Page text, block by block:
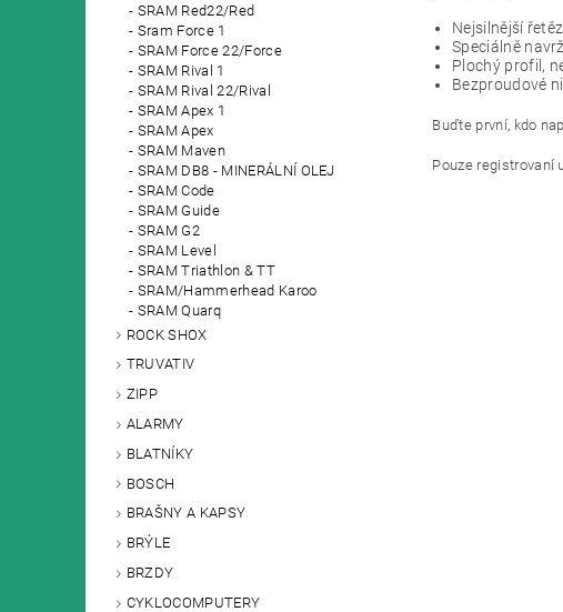
SRAM Red22/Red
Sram Force 1
SRAM Force 22/Force
SRAM Rival 1
SRAM Rival 22/Rival
SRAM Apex 1
SRAM Apex
SRAM Maven
SRAM DB8 - MINERÁLNÍ OLEJ
SRAM Code
SRAM Guide
SRAM G2
SRAM Level
SRAM Triathlon & TT
SRAM/Hammerhead Karoo
SRAM Quarq
ROCK SHOX
TRUVATIV
ZIPP
ALARMY
BLATNÍKY
BOSCH
BRAŠNY A KAPSY
BRÝLE
BRZDY
CYKLOCOMPUTERY
Nejsilnější
Speciálně
Plochý profil,
Bezproudové
Buďte první, kdo
Pouze registrovaní